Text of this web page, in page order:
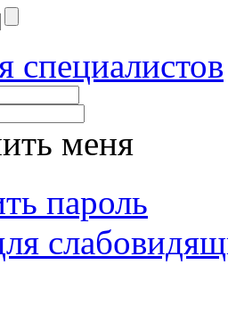
специалистов
меня
пароль